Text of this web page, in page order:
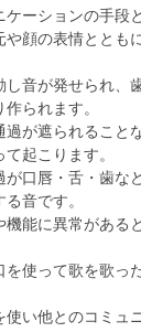
ケーションの手段
や顔の表情ととも
し音が発せられ、
られます。
が遮られること
起こります。
が口唇・舌・歯な
音です。
能に異常がある
を使って歌を歌っ
使い他とのコミュ